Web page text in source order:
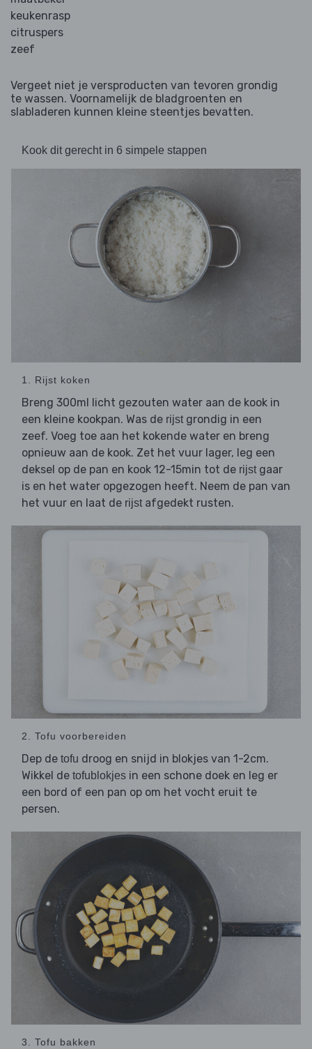
keukenrasp
citruspers
zeef
Vergeet niet je versproducten van tevoren grondig
te wassen. Voornamelijk de bladgroenten en
slabladeren kunnen kleine steentjes bevatten.
Kook dit gerecht in 6 simpele stappen
1. Rijst koken
Breng 300ml licht gezouten water aan de kook in
een kleine kookpan. Was de rijst grondig in een
zeef. Voeg toe aan het kokende water en breng
opnieuw aan de kook. Zet het vuur lager, leg een
deksel op de pan en kook 12-15min tot de rijst gaar
is en het water opgezogen heeft. Neem de pan van
het vuur en laat de rijst afgedekt rusten.
2. Tofu voorbereiden
Dep de tofu droog en snijd in blokjes van 1-2cm.
Wikkel de tofublokjes in een schone doek en leg er
een bord of een pan op om het vocht eruit te
persen.
3. Tofu bakken